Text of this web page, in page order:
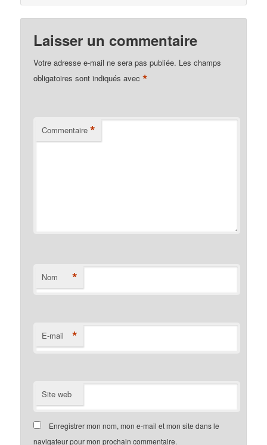
Laisser un commentaire
Votre adresse e-mail ne sera pas publiée. Les champs
obligatoires sont indiqués avec*
Commentaire *
Nom *
E-mail *
Site web
Enregistrer mon nom, mon e-mail et mon site dans le
navigateur pour mon prochain commentaire.